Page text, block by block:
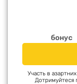
бонус
Участь в
Дотримуйтеся